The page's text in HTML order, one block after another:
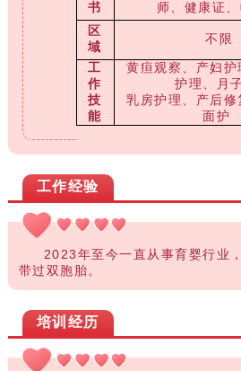
书
师、健康证
区
域
不限
工
作
技
能
黄疸观察、产妇护
护理、月
乳房护理、产后修
面护
工作经验
2023年至今一直从事育婴行业
带过双胞胎。
培训经历